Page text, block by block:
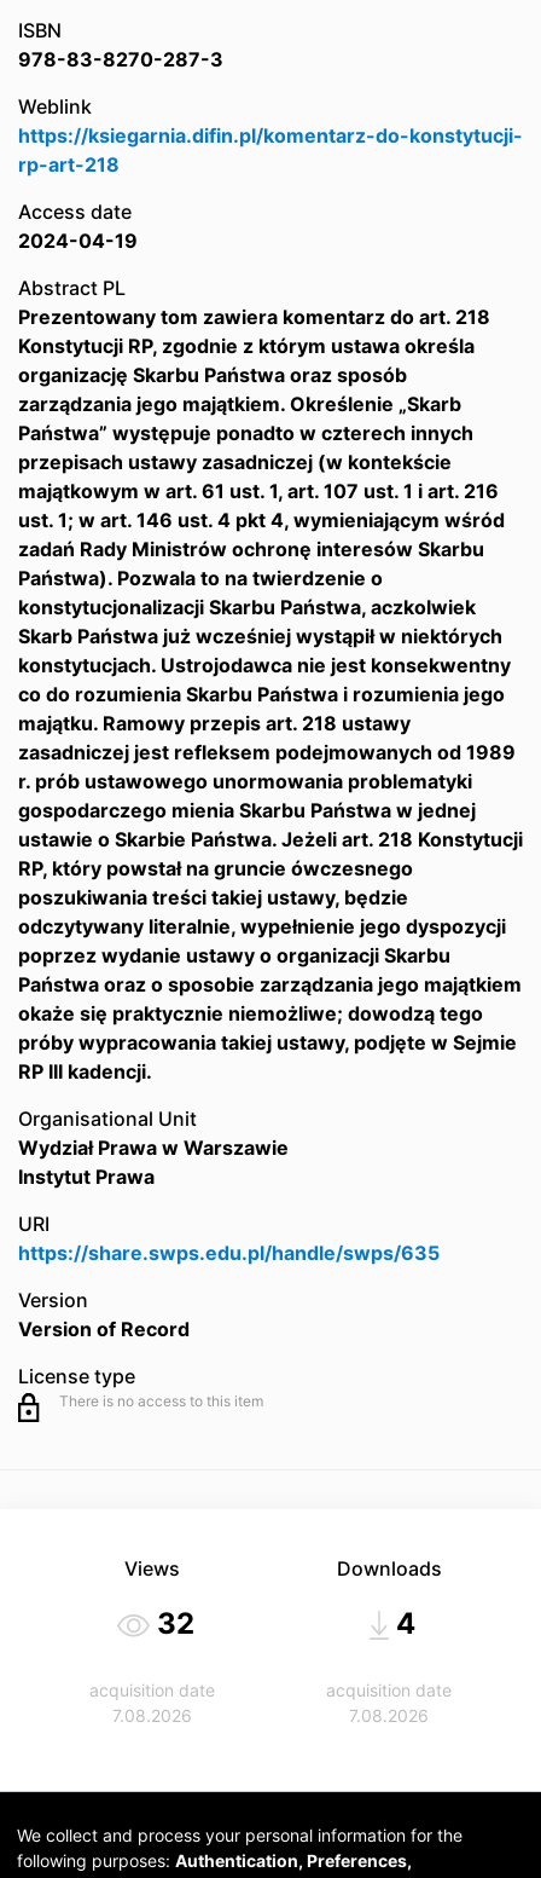
ISBN
978-83-8270-287-3
Weblink
https://ksiegarnia.difin.pl/komentarz-do-konstytucji-
rp-art-218
Access date
2024-04-19
Abstract PL
Prezentowany tom zawiera komentarz do art. 218
Konstytucji RP, zgodnie z którym ustawa określa
organizację Skarbu Państwa oraz sposób
zarządzania jego majątkiem. Określenie „Skarb
Państwa” występuje ponadto w czterech innych
przepisach ustawy zasadniczej (w kontekście
majątkowym w art. 61 ust. 1, art. 107 ust. 1 i art. 216
ust. 1; w art. 146 ust. 4 pkt 4, wymieniającym wśród
zadań Rady Ministrów ochronę interesów Skarbu
Państwa). Pozwala to na twierdzenie o
konstytucjonalizacji Skarbu Państwa, aczkolwiek
Skarb Państwa już wcześniej wystąpił w niektórych
konstytucjach. Ustrojodawca nie jest konsekwentny
co do rozumienia Skarbu Państwa i rozumienia jego
majątku. Ramowy przepis art. 218 ustawy
zasadniczej jest refleksem podejmowanych od 1989
r. prób ustawowego unormowania problematyki
gospodarczego mienia Skarbu Państwa w jednej
ustawie o Skarbie Państwa. Jeżeli art. 218 Konstytucji
RP, który powstał na gruncie ówczesnego
poszukiwania treści takiej ustawy, będzie
odczytywany literalnie, wypełnienie jego dyspozycji
poprzez wydanie ustawy o organizacji Skarbu
Państwa oraz o sposobie zarządzania jego majątkiem
okaże się praktycznie niemożliwe; dowodzą tego
próby wypracowania takiej ustawy, podjęte w Sejmie
RP III kadencji.
Organisational Unit
Wydział Prawa w Warszawie
Instytut Prawa
URI
https://share.swps.edu.pl/handle/swps/635
Version
Version of Record
License type
There is no access to this item
Views
32
acquisition date
7.08.2026
Downloads
4
acquisition date
7.08.2026
We collect and process your personal information for the
following purposes: Authentication, Preferences,